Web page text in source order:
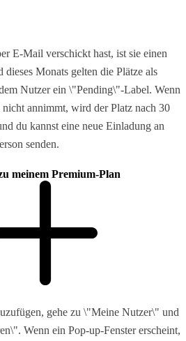
E-Mail verschickt hast, ist sie einen
Monats gelten die Plätze als
Nutzer ein \"Pending\"-Label. Wenn
annimmt, wird der Platz nach 30
du kannst eine neue Einladung an
senden.
meinem Premium-Plan
gehe zu \"Meine Nutzer\" und
Wenn ein Pop-up-Fenster erscheint,